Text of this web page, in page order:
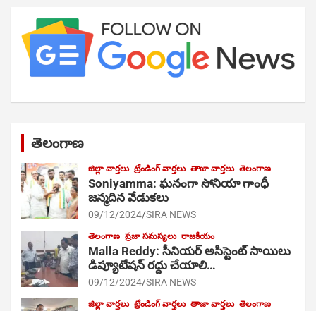
తెలంగాణ
జిల్లా వార్తలు ట్రేండింగ్ వార్తలు తాజా వార్తలు తెలంగాణ
Soniyamma: ఘ‌నంగా సోనియా గాంధీ
జ‌న్మ‌దిన వేడుక‌లు
09/12/2024 SIRA NEWS
తెలంగాణ ప్రజా సమస్యలు రాజకీయం
Malla Reddy: సీనియర్ అసిస్టెంట్ సాయిలు
డిప్యూటేషన్ రద్దు చేయాలి…
09/12/2024 SIRA NEWS
జిల్లా వార్తలు ట్రేండింగ్ వార్తలు తాజా వార్తలు తెలంగాణ